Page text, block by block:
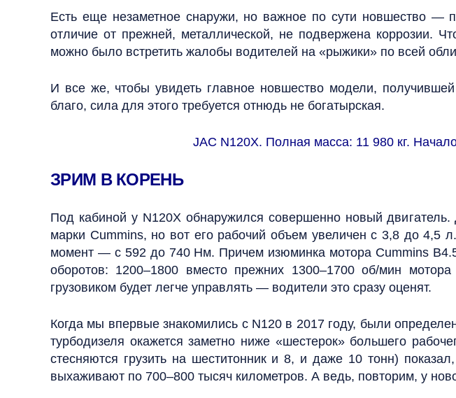
Есть еще незаметное снаружи, но важное по сути новшество —
отличие от прежней, металлической, не подвержена коррозии.
можно было встретить жалобы водителей на «рыжики» по всей
И все же, чтобы увидеть главное новшество модели,
благо, сила для этого требуется отнюдь не богатырская.
JAC N120Х. Полная масса: 11 980 кг.
ЗРИМ В КОРЕНЬ
Под кабиной у N120X обнаружился совершенно новый
марки Cummins, но вот его рабочий объем увеличен с 3,8 до
момент — с 592 до 740 Нм. Причем изюминка мотора Cummins
оборотов: 1200–1800 вместо прежних 1300–1700 об/мин
грузовиком будет легче управлять — водители это сразу оценят.
Когда мы впервые знакомились с N120 в 2017 году, были
турбодизеля окажется заметно ниже «шестерок» большего
стесняются грузить на шеститонник и 8, и даже 10 тонн)
выхаживают по 700–800 тысяч километров. А ведь, повторим, у